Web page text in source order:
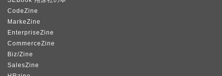
CodeZine
MarkeZine
EnterpriseZine
CommerceZine
Biz/Zine
SalesZine